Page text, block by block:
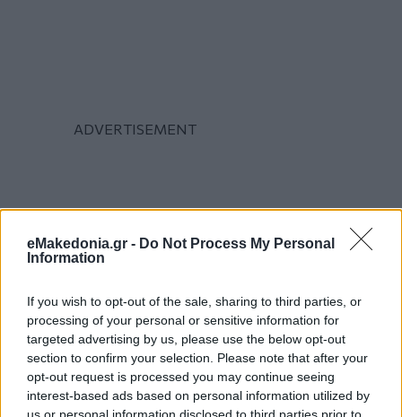
eMakedonia.gr - Do Not Process My Personal
Information
If you wish to opt-out of the sale, sharing to third parties, or
processing of your personal or sensitive information for
targeted advertising by us, please use the below opt-out
section to confirm your selection. Please note that after your
opt-out request is processed you may continue seeing
interest-based ads based on personal information utilized by